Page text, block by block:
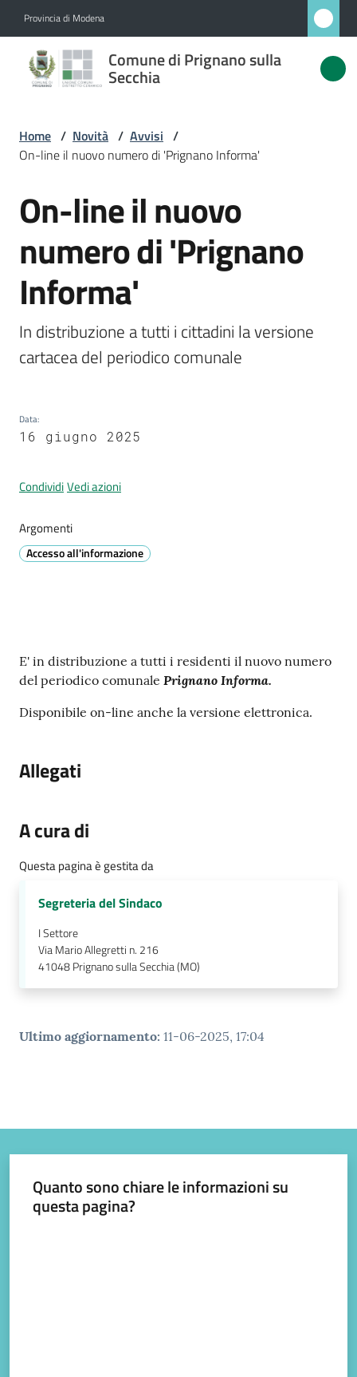
Provincia di Modena
Comune di Prignano sulla
Secchia
Comune
di
sulla
Secchia
Amministrazione
Novità
Menu selezionato
Servizi
Vivere
Prignano
r
e
n
i
o
e
p
p
t
m
Street
Home / Novità / Avvisi /
On-line il nuovo numero di 'Prignano Informa'
Salta al contenuto
On-line il nuovo
numero di 'Prignano
Informa'
In distribuzione a tutti i cittadini la versione
cartacea del periodico comunale
Data:
16 giugno 2025
CondividiVedi azioni
Argomenti
Accesso all'informazione
Contenuto
E' in distribuzione a tutti i residenti il nuovo numero
del periodico comunale Prignano Informa.
Disponibile on-line anche la versione elettronica.
Allegati
A cura di
Questa pagina è gestita da
Segreteria del Sindaco
I Settore
Via Mario Allegretti n. 216
41048Prignano sulla Secchia (MO)
Ultimo aggiornamento: 11-06-2025, 17:04
Quanto sono chiare le informazioni su
questa pagina?